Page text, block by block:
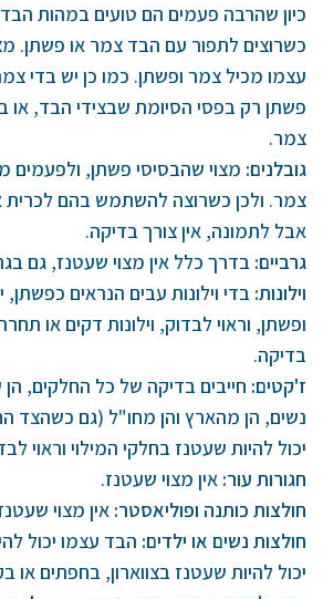
כיון שהרבה פעמים הם טועים במהות
כשרוצים לתפור עם הבד צמר או פשתן.
עצמו מכיל צמר ופשתן. כמו כן יש בדי
פשתן רק בפסי הסיומת שבצידי הבד, או
צמר.
גובלנים: מצוי שהבסיסי פשתן, ולפעמים
צמר. ולכן כשרוצה להשתמש בהם לכרית
אבל לתמונה, אין צורך בדיקה.
גרביים: בדרך כלל אין מצוי שעטנז, גם
וילונות: בדי וילונות עבים הנראים כפשתן,
ופשתן, וראוי לבדוק, וילונות דקים או
בדיקה.
ז'קטים: חייבים בדיקה של כל החלקים, הן
יכול להיות שעטנז בחלקי המילוי וראוי
חגורות עור: אין מצוי שעטנז.
חולצות כותנה ופוליאסטר: אין מצוי
חולצות נשים או ילדים: הבד עצמו יכול
יכול להיות שעטנז בצווארון, בחפתים או